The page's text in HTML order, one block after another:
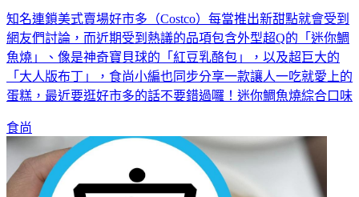
知名連鎖美式賣場好市多（Costco）每當推出新甜點就會受到
網友們討論，而近期受到熱議的品項包含外型超Q的「迷你鯛
魚燒」、像是神奇寶貝球的「紅豆乳酪包」，以及超巨大的
「大人版布丁」，食尚小編也同步分享一款讓人一吃就愛上的
蛋糕，最近要逛好市多的話不要錯過囉！迷你鯛魚燒綜合口味
食尚